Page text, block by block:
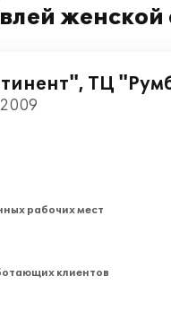
ТЦ
рабочих мест
клиентов